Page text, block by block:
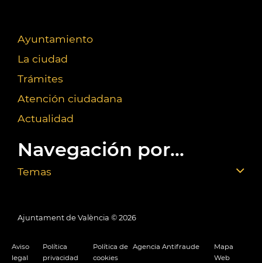
Ayuntamiento
La ciudad
Trámites
Atención ciudadana
Actualidad
Navegación por...
Temas
Ajuntament de València © 2026
Aviso
legal
Política
privacidad
Política de
cookies
Agencia Antifraude
Mapa
Web